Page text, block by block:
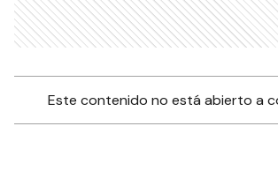
Este contenido no está abierto a